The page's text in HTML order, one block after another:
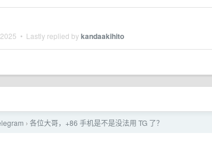
• Lastly replied bykandaakihito
› 各位大哥，+86 手机是不是没法用 TG 了？